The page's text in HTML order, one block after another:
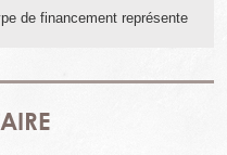
de financement représente